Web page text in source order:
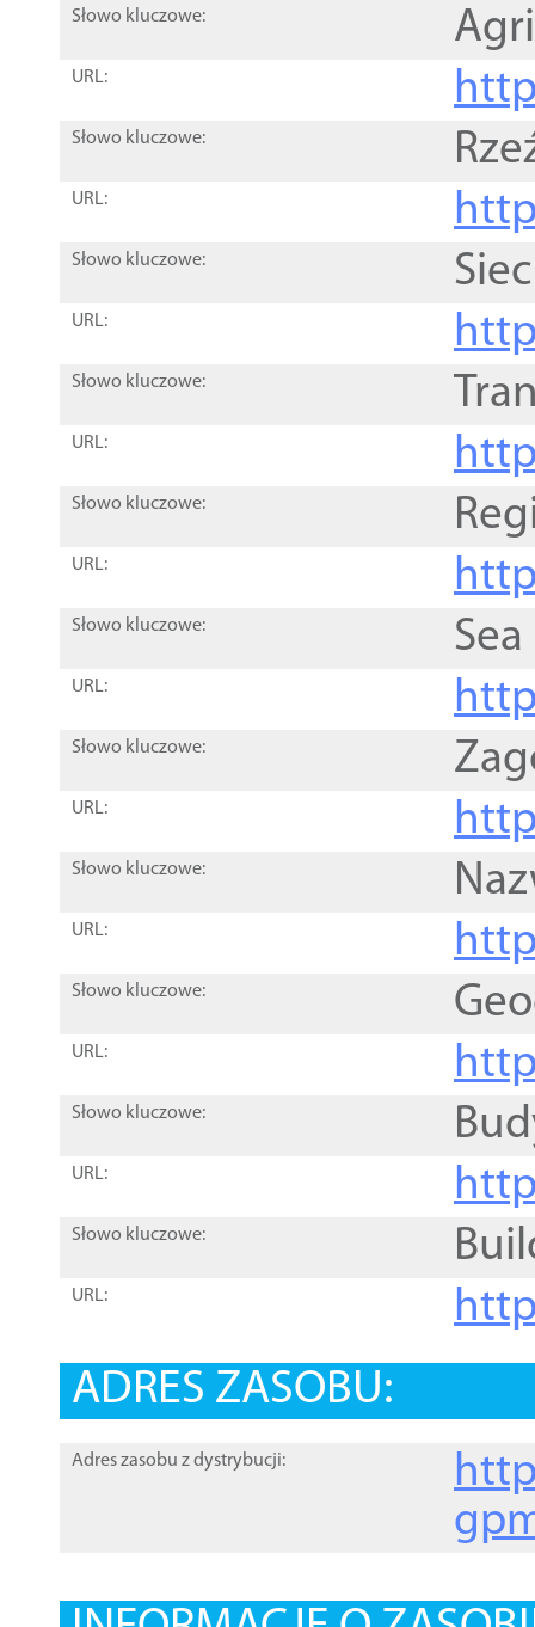
Słowo kluczowe:
URL:
Słowo kluczowe:
URL:
Słowo kluczowe:
URL:
Słowo kluczowe:
URL:
Słowo kluczowe:
URL:
Słowo kluczowe:
URL:
Słowo kluczowe:
URL:
Słowo kluczowe:
URL:
Słowo kluczowe:
URL:
Słowo kluczowe:
URL:
Słowo kluczowe:
URL:
ADRES ZASOBU:
Adres zasobu z dystrybucji: